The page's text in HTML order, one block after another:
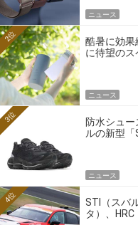
ニュース
酷暑に効果
に待望の
2位
ニュース
防水シュー
ルの新型
3位
ニュース
STI（スバ
タ）、
4位